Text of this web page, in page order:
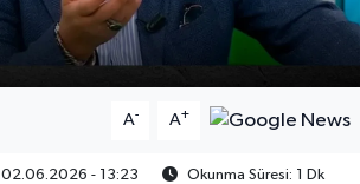
A- A+
02.06.2026 - 13:23 Okunma Süresi: 1 Dk